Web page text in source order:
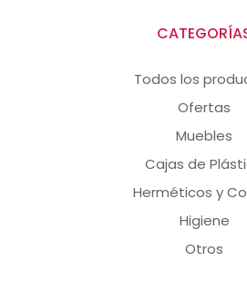
Todos los
Ofertas
Muebles
Cajas de
Herméticos y
Higiene
Otros